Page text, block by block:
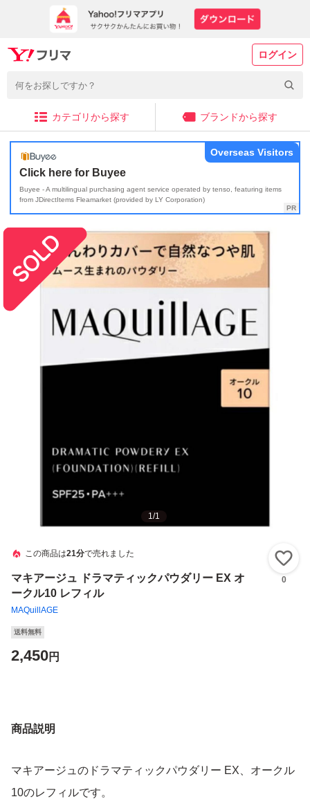
ログイン
カテゴリから探す ブランドから探す
Click here for Buyee
Buyee - A multilingual purchasing agent service operated by tenso, featuring items
from JDirectItems Fleamarket (provided by LY Corporation)
Overseas Visitors
1/1
この商品は21分で売れました
マキアージュ ドラマティックパウダリー EX オ
ークル10 レフィル
MAQuillAGE
0
送料無料
2,450円
商品説明
マキアージュのドラマティックパウダリー EX、オークル
10のレフィルです。